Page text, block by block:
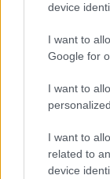
device
I want to
Google for
I want to
I want to
related to
device